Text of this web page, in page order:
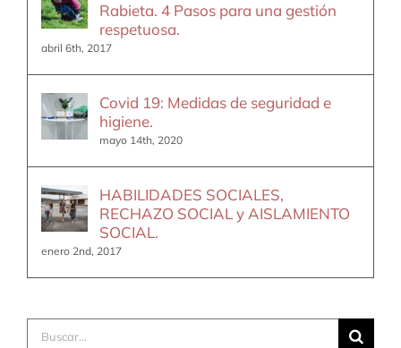
Rabieta. 4 Pasos para una gestión
respetuosa.
abril 6th, 2017
Covid 19: Medidas de seguridad e
higiene.
mayo 14th, 2020
HABILIDADES SOCIALES,
RECHAZO SOCIAL y AISLAMIENTO
SOCIAL.
enero 2nd, 2017
Buscar: